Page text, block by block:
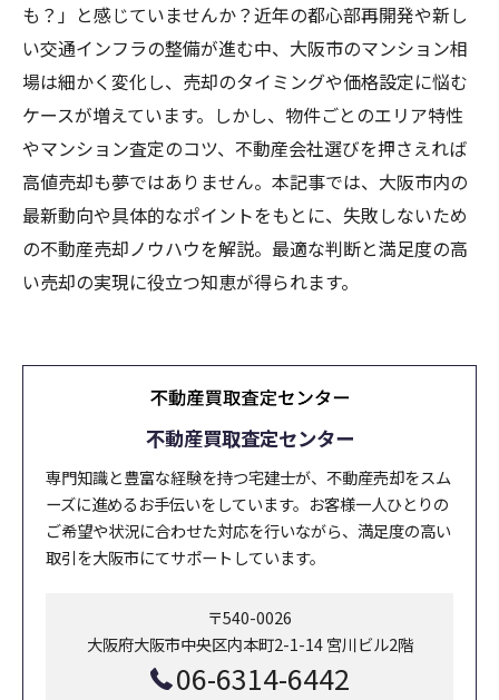
も？」と感じていませんか？近年の都心部再開発や新し
い交通インフラの整備が進む中、大阪市のマンション相
場は細かく変化し、売却のタイミングや価格設定に悩む
ケースが増えています。しかし、物件ごとのエリア特性
やマンション査定のコツ、不動産会社選びを押さえれば
高値売却も夢ではありません。本記事では、大阪市内の
最新動向や具体的なポイントをもとに、失敗しないため
の不動産売却ノウハウを解説。最適な判断と満足度の高
い売却の実現に役立つ知恵が得られます。
不動産買取査定センター
専門知識と豊富な経験を持つ宅建士が、不動産売却をスム
ーズに進めるお手伝いをしています。お客様一人ひとりの
ご希望や状況に合わせた対応を行いながら、満足度の高い
取引を大阪市にてサポートしています。
〒540-0026
大阪府大阪市中央区内本町2-1-14 宮川ビル2階
06-6314-6442